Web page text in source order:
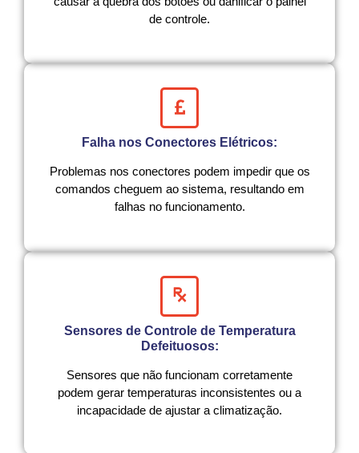
de controle.
Falha nos Conectores Elétricos:
Problemas nos conectores podem impedir que os
comandos cheguem ao sistema, resultando em
falhas no funcionamento.
Sensores de Controle de Temperatura
Defeituosos:
Sensores que não funcionam corretamente
podem gerar temperaturas inconsistentes ou a
incapacidade de ajustar a climatização.